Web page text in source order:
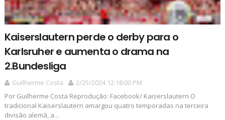
Kaiserslautern perde o derby para o
Karlsruher e aumenta o drama na
2.Bundesliga
Guilherme Costa
2/25/2024 12:18:00 PM
Por Guilherme Costa Reprodução: Facebook/ Kaiserslautern O
tradicional Kaiserslautern amargou quatro temporadas na terceira
divisão alemã, a...